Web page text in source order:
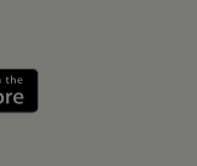
meg: Google